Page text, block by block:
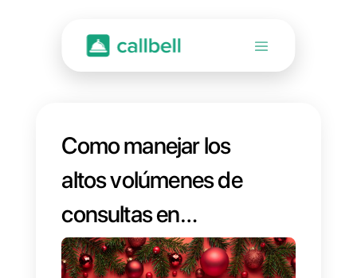
Como manejar los
altos volúmenes de
consultas en